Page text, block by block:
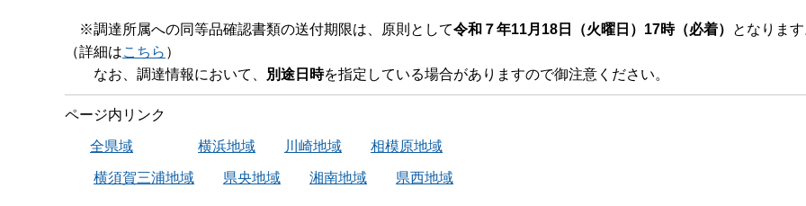
※調達所属への同等品確認書類の送付期限は、原則として令和７年11月18日（火曜日）17時（必着）
となりま
（詳細はこちら ）
なお、調達情報において、
別途日時を指定している場合がありますので御注意ください。
ページ内リンク
全県域 横浜地域 川崎地域 相模原地域
横須賀三浦地域 県央地域 湘南地域 県西地域